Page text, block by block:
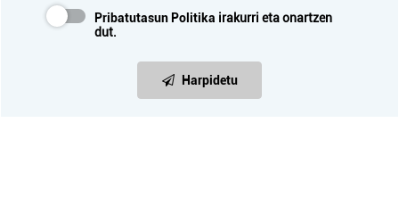
Pribatutasun Politika irakurri eta onartzen
dut.
Harpidetu